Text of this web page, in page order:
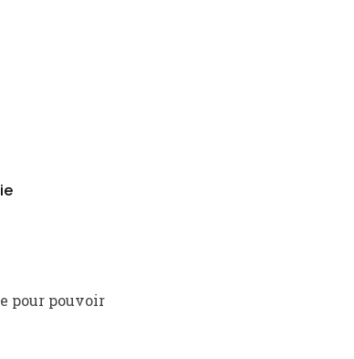
pour pouvoir